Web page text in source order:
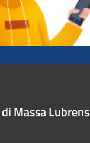
Massa